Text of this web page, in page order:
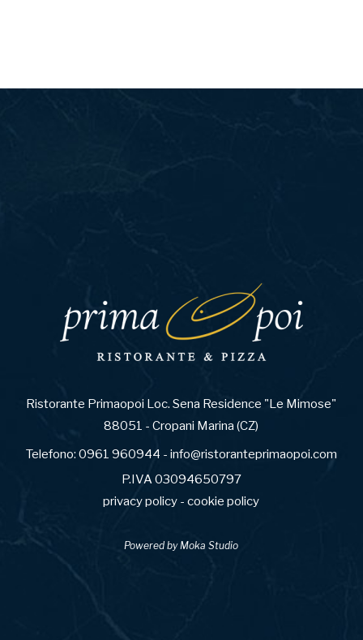
Ristorante Primaopoi Loc. Sena Residence "Le Mimose"
88051 - Cropani Marina (CZ)
Telefono: 0961 960944 - info@ristoranteprimaopoi.com
P.IVA 03094650797
privacy policy -cookie policy
Powered byMoka Studio